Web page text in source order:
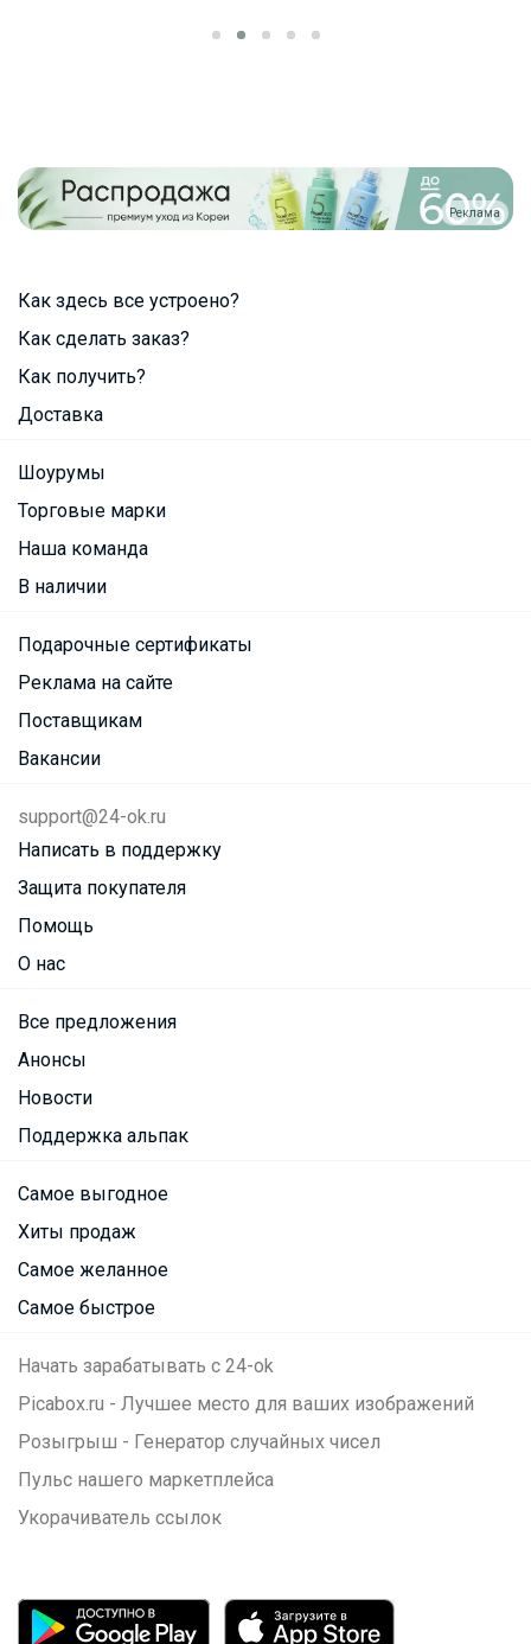
Реклама
Как здесь все устроено?
Как сделать заказ?
Как получить?
Доставка
Шоурумы
Торговые марки
Наша команда
В наличии
Подарочные сертификаты
Реклама на сайте
Поставщикам
Вакансии
support@24-ok.ru
Написать в поддержку
Защита покупателя
Помощь
О нас
Все предложения
Анонсы
Новости
Поддержка альпак
Самое выгодное
Хиты продаж
Самое желанное
Самое быстрое
Начать зарабатывать с 24-ok
Picabox.ru - Лучшее место для ваших изображений
Розыгрыш - Генератор случайных чисел
Пульс нашего маркетплейса
Укорачиватель ссылок